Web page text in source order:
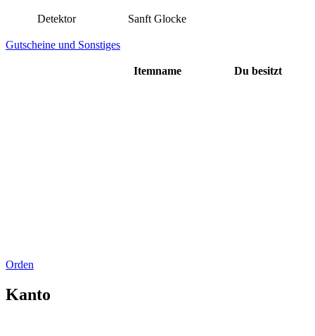
Detektor Sanft Glocke
Gutscheine und Sonstiges
Itemname Du besitzt
Orden
Kanto